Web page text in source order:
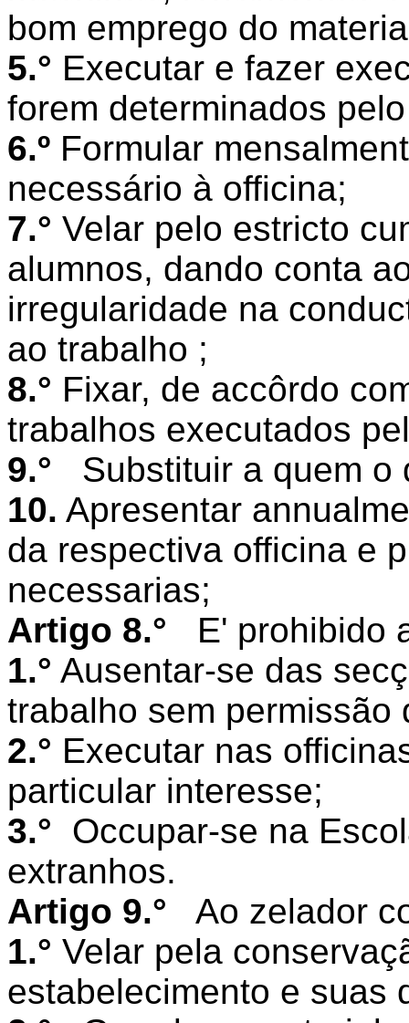
bom emprego do
5.° Executar e fazer
forem determinados
6.º Formular
necessário à officina;
7.° Velar pelo estricto
alumnos, dando conta
irregularidade na
ao trabalho ;
8.° Fixar, de accôrdo
trabalhos executados
9.°
Substituir a quem o
10. Apresentar
da respectiva officina e
necessarias;
Artigo 8.°
E' prohibido
1.° Ausentar-se das
trabalho sem permissão
2.° Executar nas
particular interesse;
3.° Occupar-se na
extranhos.
Artigo 9.°
Ao zelador
1.° Velar pela
estabelecimento e suas